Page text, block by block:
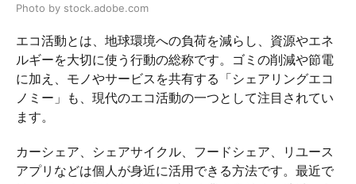
Photo by stock.adobe.com
エコ活動とは、地球環境への負荷を減らし、資源やエネ
ルギーを大切に使う行動の総称です。ゴミの削減や節電
に加え、モノやサービスを共有する「シェアリングエコ
ノミー」も、現代のエコ活動の一つとして注目されてい
ます。
カーシェア、シェアサイクル、フードシェア、リユース
アプリなどは個人が身近に活用できる方法です。最近で